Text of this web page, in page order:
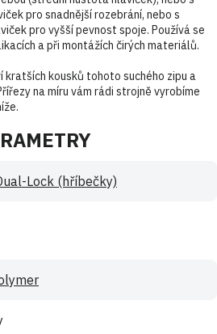
pro snadnější rozebrání, nebo s
pro vyšší pevnost spoje. Používá se
a při montážích čirých materiálů.
kousků tohoto suchého zipu a
na míru vám rádi strojně vyrobíme
Lock (hříbečky)